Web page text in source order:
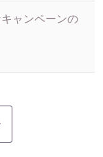
ャンペーンの